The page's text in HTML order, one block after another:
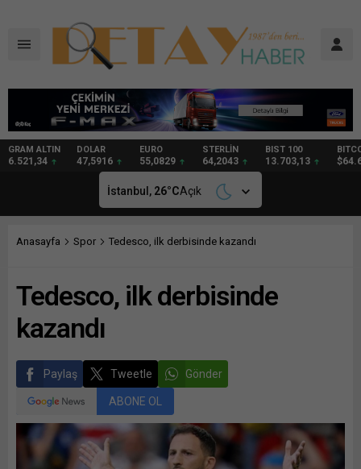
DOLAR
47,5916
EURO
55,0829
STERLİN
64,2043
BIST 100
13.703,13
BITCOIN
$64.682 95,08
İstanbul, 26°CAçık
Anasayfa Spor Tedesco, ilk derbisinde kazandı
Tedesco, ilk derbisinde
kazandı
Paylaş Tweetle Gönder
ABONE OL